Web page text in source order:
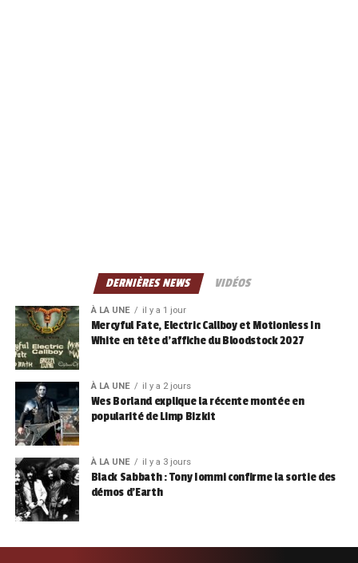
DERNIÈRES NEWS VIDÉOS
À LA UNE il y a 1 jour
Mercyful Fate, Electric Callboy et Motionless In
White en tête d’affiche du Bloodstock 2027
À LA UNE il y a 2 jours
Wes Borland explique la récente montée en
popularité de Limp Bizkit
À LA UNE il y a 3 jours
Black Sabbath : Tony Iommi confirme la sortie des
démos d’Earth